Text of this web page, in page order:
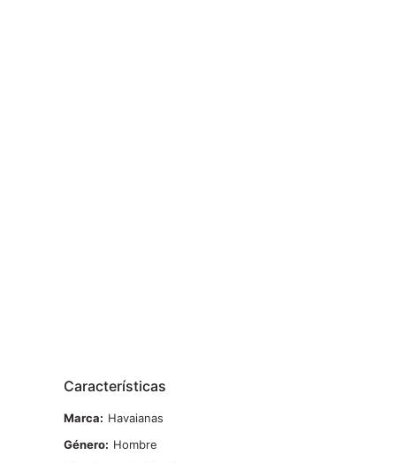
Características
Marca
Havaianas
Género
Hombre